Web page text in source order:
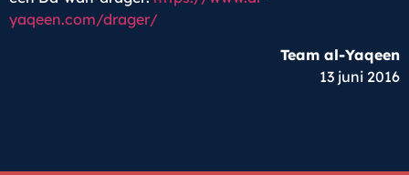
yaqeen.com/drager/
Team al-Yaqeen
13 juni 2016